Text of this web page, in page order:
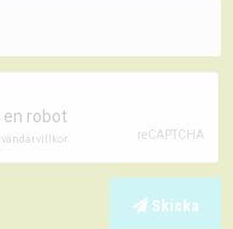
Skicka